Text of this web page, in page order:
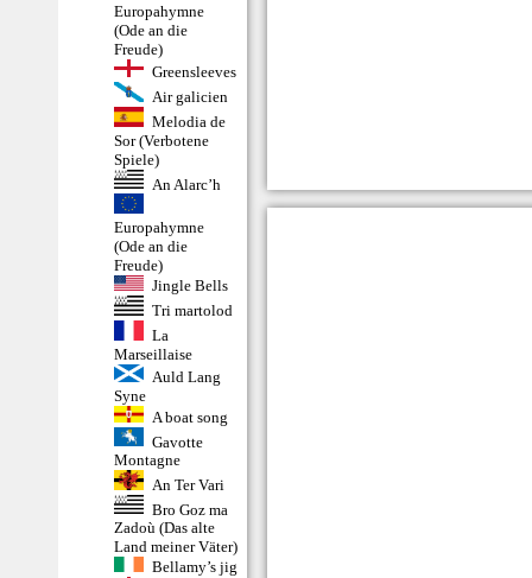
Europahymne
(Ode an die
Freude)
Greensleeves
Air galicien
Melodia de
Sor (Verbotene
Spiele)
An Alarc’h
Europahymne
(Ode an die
Freude)
Jingle Bells
Tri martolod
La
Marseillaise
Auld Lang
Syne
A boat song
Gavotte
Montagne
An Ter Vari
Bro Goz ma
Zadoù (Das alte
Land meiner Väter)
Bellamy’s jig